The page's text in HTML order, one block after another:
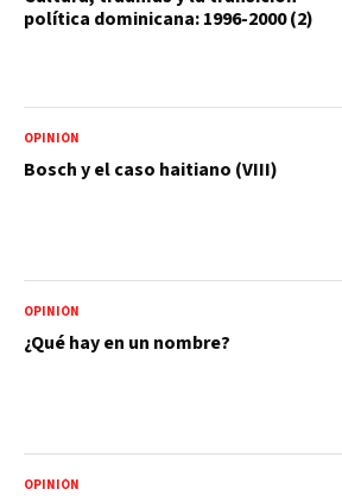
política dominicana: 1996-2000 (2)
OPINIÓN
Bosch y el caso haitiano (VIII)
OPINIÓN
¿Qué hay en un nombre?
OPINIÓN